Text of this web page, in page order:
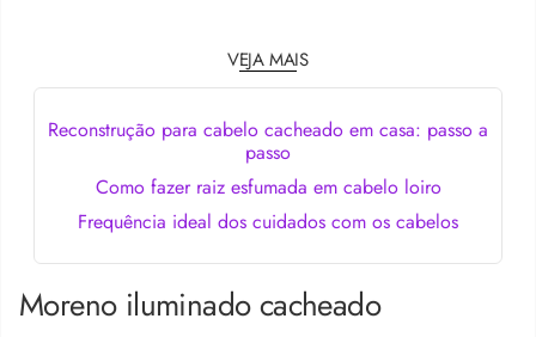
VEJA MAIS
Reconstrução para cabelo cacheado em casa: passo a
passo
Como fazer raiz esfumada em cabelo loiro
Frequência ideal dos cuidados com os cabelos
Moreno iluminado cacheado